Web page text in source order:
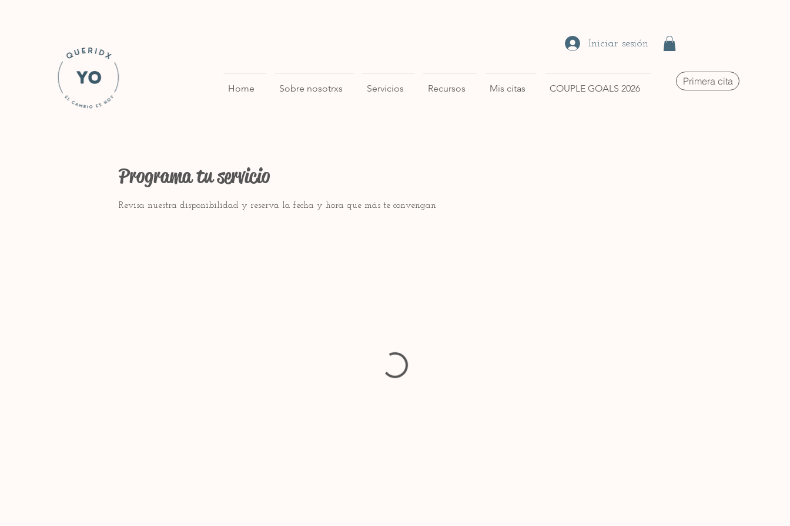
Iniciar sesión
Home Sobre nosotrxs Servicios Recursos Mis citas COUPLE GOALS 2026
Primera cita
Programa tu servicio
Revisa nuestra disponibilidad y reserva la fecha y hora que más te convengan